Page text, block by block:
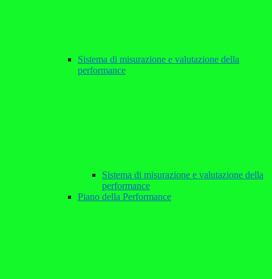
Sistema di misurazione e valutazione della
performance
Sistema di misurazione e valutazione della
performance
Piano della Performance